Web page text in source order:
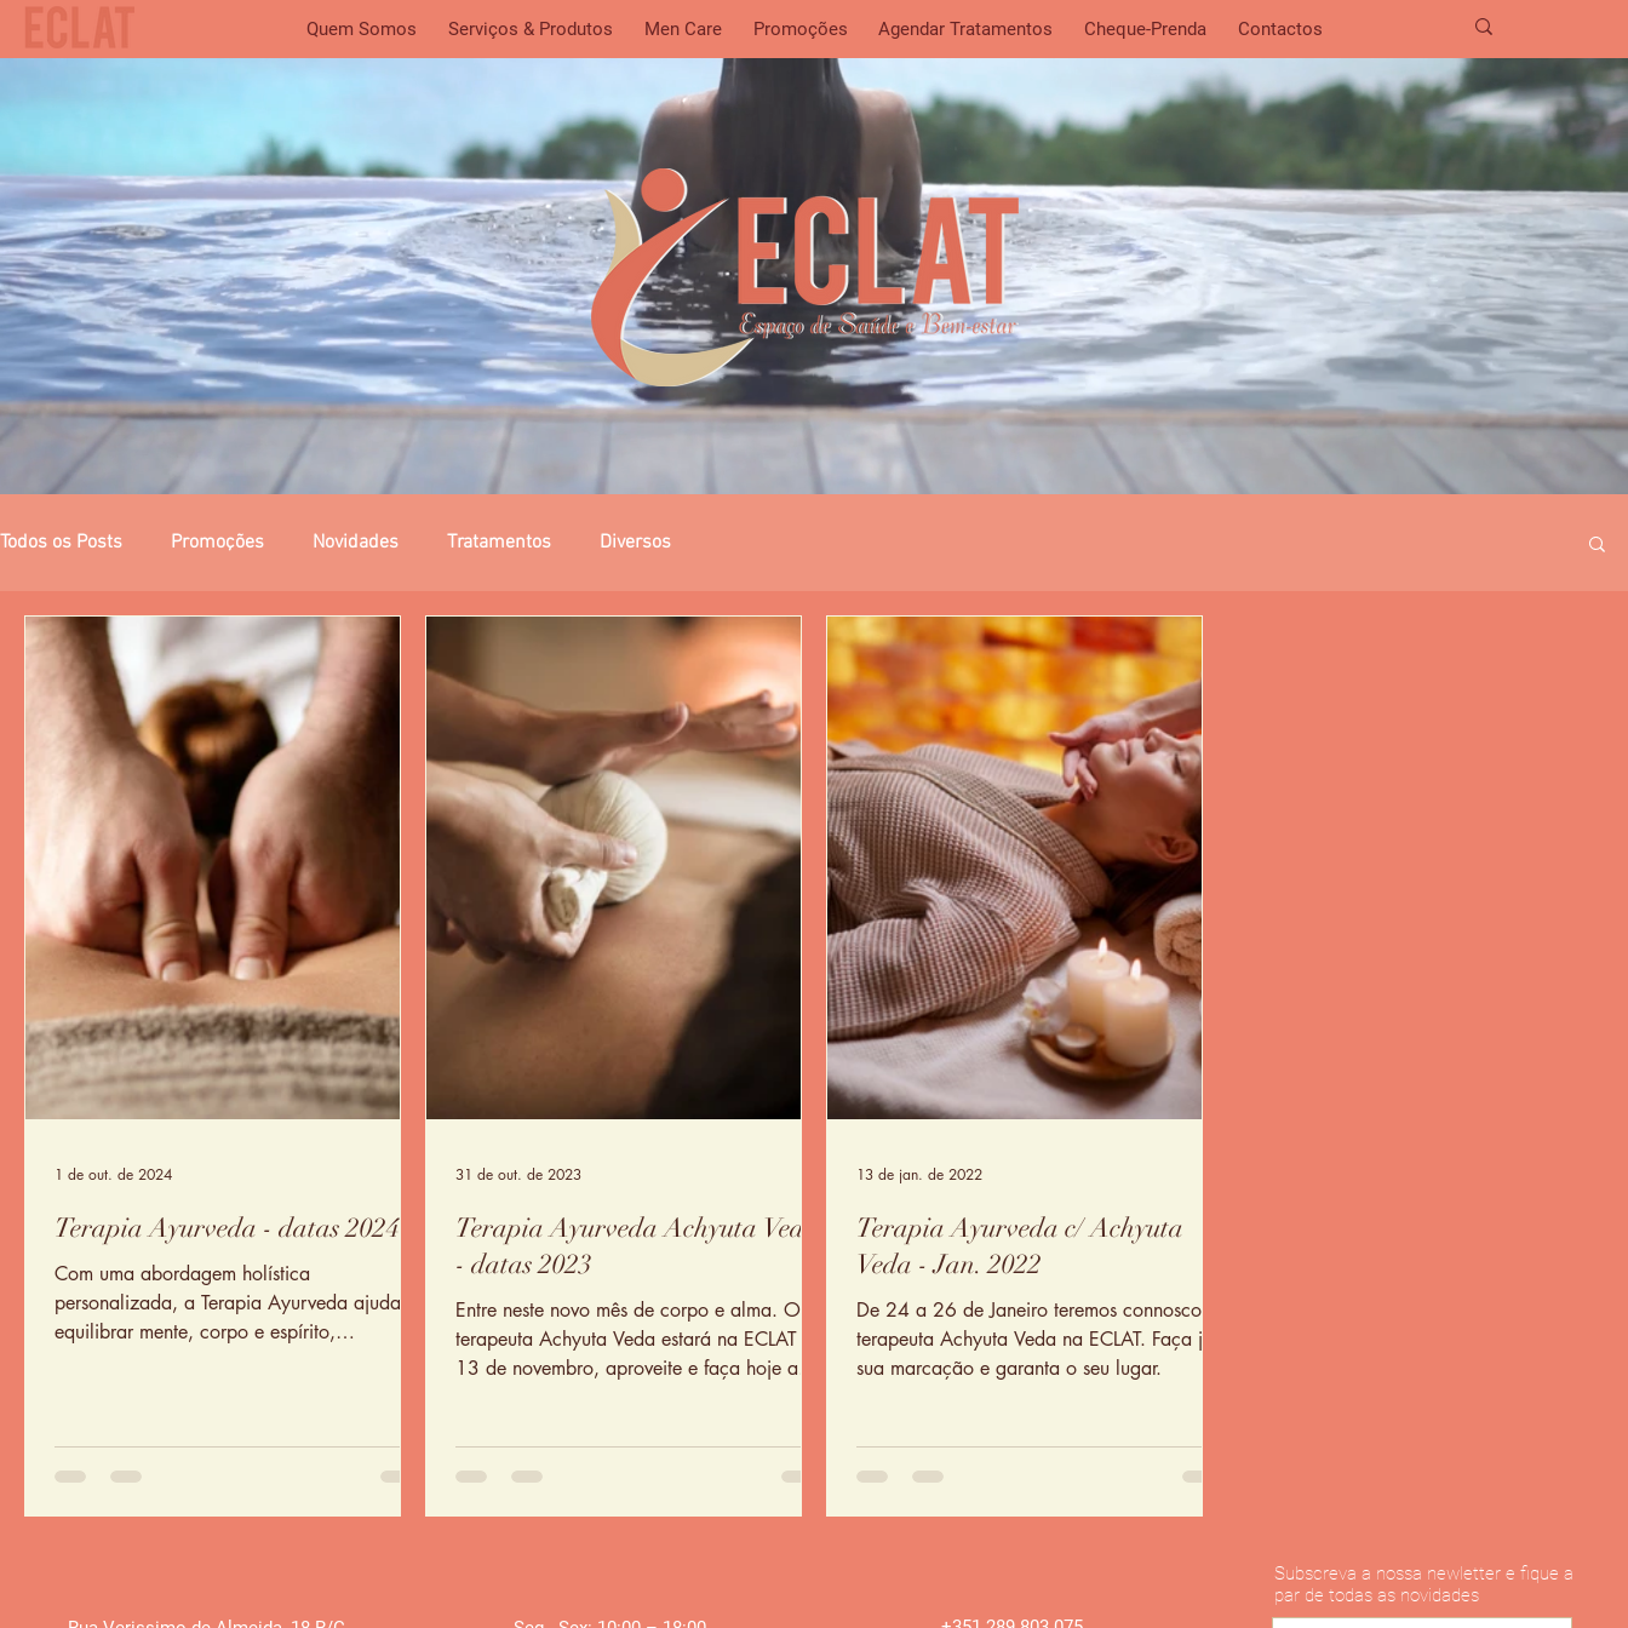
Quem Somos Serviços & Produtos Men Care Promoções Agendar Tratamentos Cheque-Prenda Contactos
Todos os Posts Promoções Novidades Tratamentos Diversos
Terapia Ayurveda - datas 2024
Com uma abordagem holística
personalizada, a Terapia Ayurveda ajuda a
equilibrar mente, corpo e espírito,
1 de out. de 2024
Terapia Ayurveda Achyuta Veda
- datas 2023
Entre neste novo mês de corpo e alma. O
terapeuta Achyuta Veda estará na ECLAT a
13 de novembro, aproveite e faça hoje a
31 de out. de 2023
Terapia Ayurveda c/ Achyuta
Veda - Jan. 2022
De 24 a 26 de Janeiro teremos connosco o
terapeuta Achyuta Veda na ECLAT. Faça já a
sua marcação e garanta o seu lugar.
13 de jan. de 2022
Subscreva a nossa newletter e fique a
par de todas as novidades